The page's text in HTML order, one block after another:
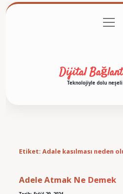
Gizlilikmenüyü
aç
Dijital
Teknolojiyle dolu
Etiket: Adale kasılması neden
Adele Atmak Ne Demek